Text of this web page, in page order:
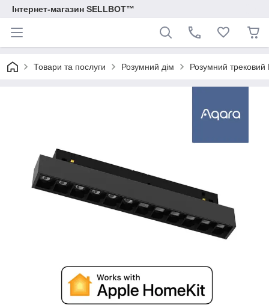
Інтернет-магазин SELLBOT™
Товари та послуги Розумний дім Розумний